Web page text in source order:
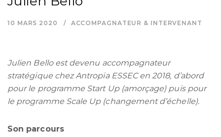
10 MARS 2020 ACCOMPAGNATEUR & INTERVENANT
Julien Bello est devenu accompagnateur
stratégique chez Antropia ESSEC en 2018, d’abord
pour le programme Start Up (amorçage) puis pour
le programme Scale Up (changement d’échelle).
Son parcours